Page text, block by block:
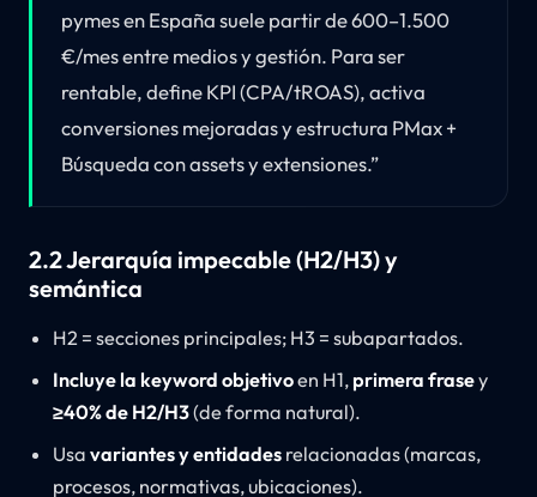
pymes en España suele partir de 600–1.500
€/mes entre medios y gestión. Para ser
rentable, define KPI (CPA/tROAS), activa
conversiones mejoradas y estructura PMax +
Búsqueda con assets y extensiones.”
2.2 Jerarquía impecable (H2/H3) y
semántica
H2 = secciones principales; H3 = subapartados.
Incluye la keyword objetivoen H1, primera frasey
≥40% de H2/H3(de forma natural).
Usa variantes y entidades relacionadas (marcas,
procesos, normativas, ubicaciones).